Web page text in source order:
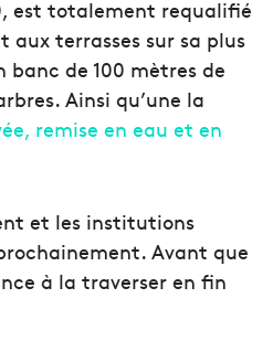
est totalement requalifié
aux terrasses sur sa plus
de 100 mètres de
Ainsi qu’une la
remise en eau et en
et les institutions
Avant que
à la traverser en fin